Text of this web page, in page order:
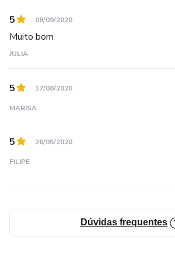
5 08/09/2020
Muito bom
JULIA
5 17/08/2020
MARISA
5 26/05/2020
FILIPE
Dúvidas frequentes